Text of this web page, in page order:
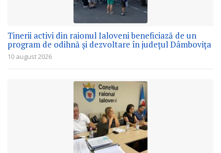
Tinerii activi din raionul Ialoveni beneficiază de un
program de odihnă și dezvoltare în județul Dâmbovița
10 august 2026